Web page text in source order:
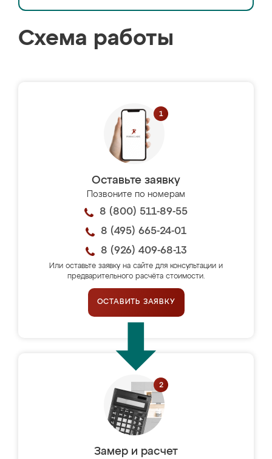
Схема работы
Оставьте заявку
Позвоните по номерам
8 (800) 511-89-55
8 (495) 665-24-01
8 (926) 409-68-13
Или оставьте заявку на сайте для консультации и
предварительного расчёта стоимости.
ОСТАВИТЬ ЗАЯВКУ
Замер и расчет